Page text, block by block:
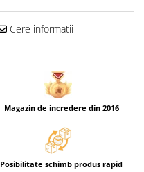
Cere informatii
Magazin de incredere din 2016
Posibilitate schimb produs rapid